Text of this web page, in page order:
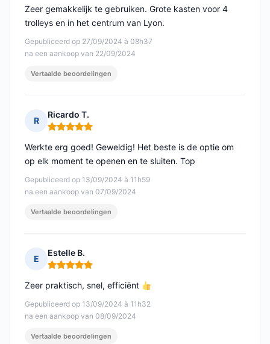
Gepubliceerd op 27/09/2024 à 08h37
na een aankoop van 22/09/2024
Zeer gemakkelijk te gebruiken. Grote kasten voor 4
trolleys en in het centrum van Lyon.
Vertaalde beoordelingen
R
Ricardo T.
Opmerking: 5 van 5
Gepubliceerd op 13/09/2024 à 11h59
na een aankoop van 07/09/2024
Werkte erg goed! Geweldig! Het beste is de optie om
op elk moment te openen en te sluiten. Top
Vertaalde beoordelingen
E
Estelle B.
Opmerking: 5 van 5
Gepubliceerd op 13/09/2024 à 11h32
na een aankoop van 08/09/2024
Zeer praktisch, snel, efficiënt
Vertaalde beoordelingen